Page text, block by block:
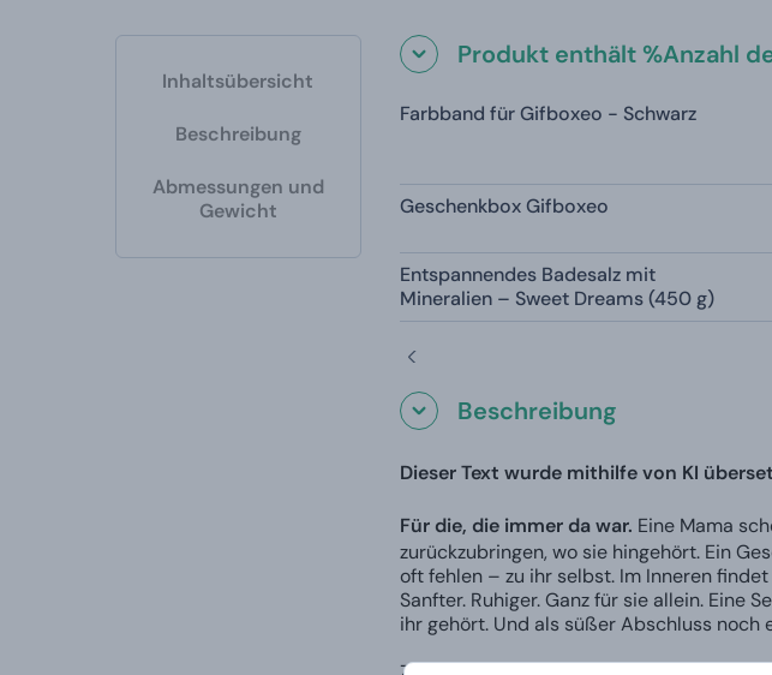
Inhaltsübersicht
Beschreibung
Abmessungen und
Gewicht
Produkt enthält %Anzahl
Farbband für Gifboxeo - Schwarz
Geschenkbox Gifboxeo
Entspannendes Badesalz mit
Mineralien – Sweet Dreams (450 g)
Beschreibung
Dieser Text wurde mithilfe von KI
Für die, die immer da war. Eine Mama
zurückzubringen, wo sie hingehört. Ein
oft fehlen – zu ihr selbst. Im Inneren
Sanfter. Ruhiger. Ganz für sie allein. Eine
ihr gehört. Und als süßer Abschluss noch